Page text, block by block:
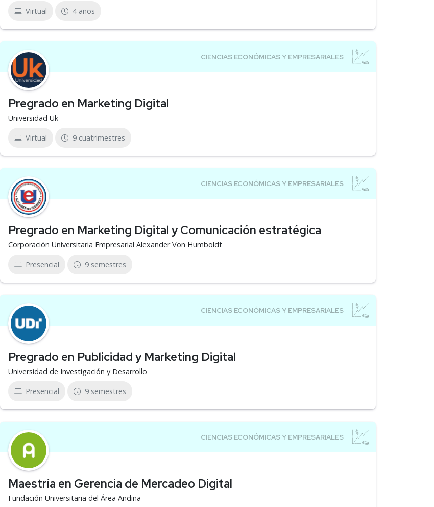
Virtual 4 años
Pregrado en Marketing Digital
Universidad Uk
Virtual 9 cuatrimestres
Pregrado en Marketing Digital y Comunicación estratégica
Corporación Universitaria Empresarial Alexander Von Humboldt
Presencial 9 semestres
Pregrado en Publicidad y Marketing Digital
Universidad de Investigación y Desarrollo
Presencial 9 semestres
Maestría en Gerencia de Mercadeo Digital
Fundación Universitaria del Área Andina